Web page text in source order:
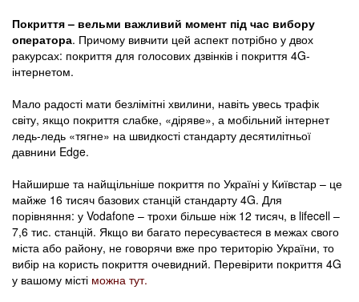
Покриття – вельми важливий момент під час вибору
оператора. Причому вивчити цей аспект потрібно у двох
ракурсах: покриття для голосових дзвінків і покриття 4G-
інтернетом.
Мало радості мати безлімітні хвилини, навіть увесь трафік
світу, якщо покриття слабке, «діряве», а мобільний інтернет
ледь-ледь «тягне» на швидкості стандарту десятилітньої
давнини Edge.
Найширше та найщільніше покриття по Україні у Київстар – це
майже 16 тисяч базових станцій стандарту 4G. Для
порівняння: у Vodafone – трохи більше ніж 12 тисяч, в lifecell –
7,6 тис. станцій. Якщо ви багато пересуваєтеся в межах свого
міста або району, не говорячи вже про територію України, то
вибір на користь покриття очевидний. Перевірити покриття 4G
у вашому місті можна тут.